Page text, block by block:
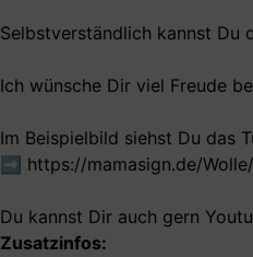
Selbstverständlich kannst Du
Ich wünsche Dir viel Freude
Im Beispielbild siehst Du das
➡️ https://mamasign.de/
Du kannst Dir auch gern
Zusatzinfos: